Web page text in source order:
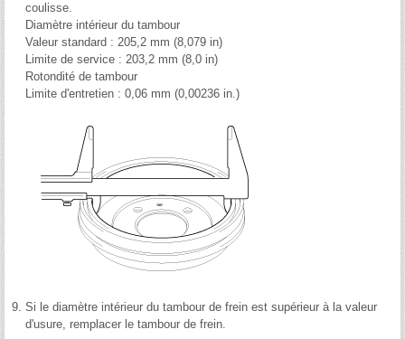
coulisse.
Diamètre intérieur du tambour
Valeur standard : 205,2 mm (8,079 in)
Limite de service : 203,2 mm (8,0 in)
Rotondité de tambour
Limite d'entretien : 0,06 mm (0,00236 in.)
9. Si le diamètre intérieur du tambour de frein est supérieur à la valeur
d'usure, remplacer le tambour de frein.